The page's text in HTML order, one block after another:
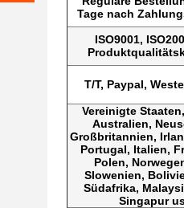
Tage nach
ISO9001,
T/T, Paypal,
Vereinigte
Australien,
Großbritannien,
Portugal, Italien,
Polen,
Slowenien,
Südafrika,
Singapur